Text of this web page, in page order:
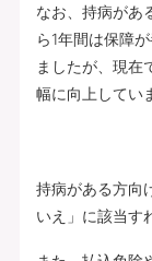
なお、持病があ
ら1年間は保障
ましたが、現在
幅に向上してい
持病がある方向
いえ」に該当す